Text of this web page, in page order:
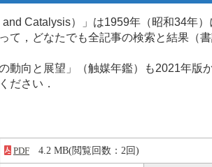
and Catalysis）」は1959年（昭和34年
て，どなたでも全記事の検索と結果（
動向と展望」（触媒年鑑）も2021年
ださい．
PDF 4.2 MB(閲覧回数：2回)